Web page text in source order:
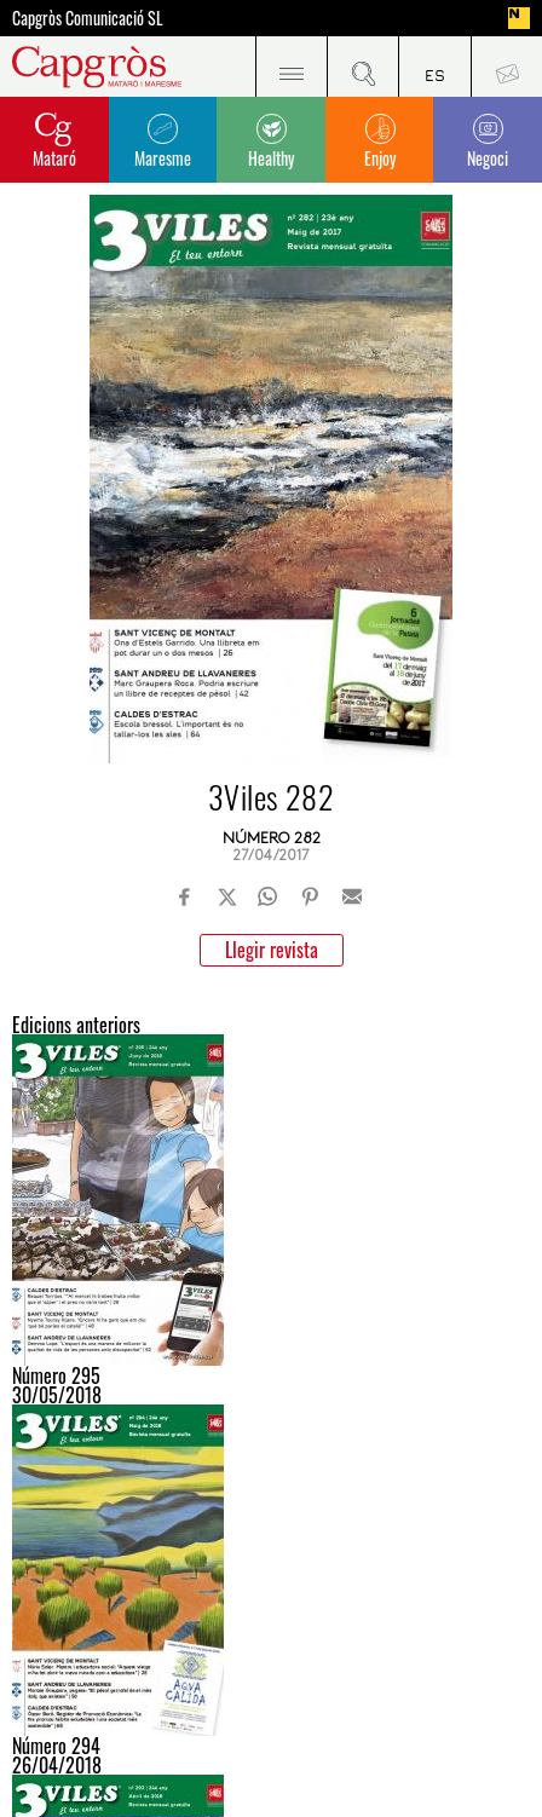
Capgròs Comunicació SL
Mataró Maresme Healthy Enjoy Negoci
3Viles 282
NÚMERO 282
27/04/2017
Llegir revista
Edicions anteriors
Número 295
30/05/2018
Número 294
26/04/2018